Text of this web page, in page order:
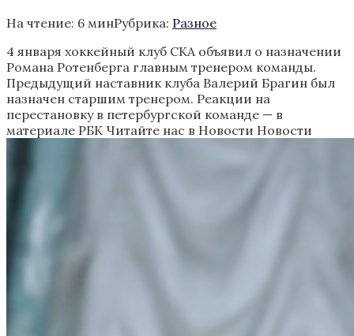
На чтение: 6 минРубрика: Разное
4 января хоккейный клуб СКА объявил о назначении
Романа Ротенберга главным тренером команды.
Предыдущий наставник клуба Валерий Брагин был
назначен старшим тренером. Реакции на
перестановку в петербургской команде — в
материале РБК Читайте нас в Новости Новости